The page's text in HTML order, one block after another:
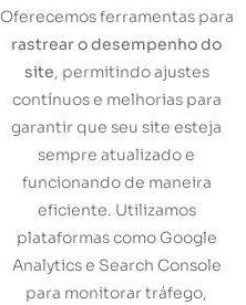
Oferecemos ferramentas para
rastrear o desempenho do
site, permitindo ajustes
contínuos e melhorias para
garantir que seu site esteja
sempre atualizado e
funcionando de maneira
eficiente. Utilizamos
plataformas como Google
Analytics e Search Console
para monitorar tráfego,